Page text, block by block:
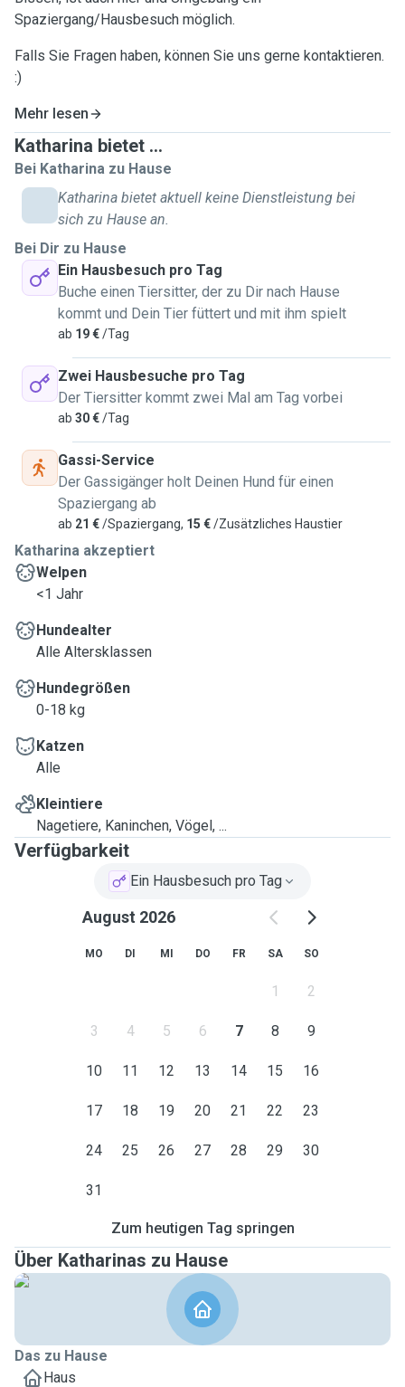
Spaziergang/Hausbesuch möglich.
Falls Sie Fragen haben, können Sie uns gerne kontaktieren.
:)
Mehr lesen
Katharina bietet ...
Bei Katharina zu Hause
Katharina bietet aktuell keine Dienstleistung bei
sich zu Hause an.
Bei Dir zu Hause
Ein Hausbesuch pro Tag
Buche einen Tiersitter, der zu Dir nach Hause
kommt und Dein Tier füttert und mit ihm spielt
ab 19 €/Tag
Zwei Hausbesuche pro Tag
Der Tiersitter kommt zwei Mal am Tag vorbei
ab 30 €/Tag
Gassi-Service
Der Gassigänger holt Deinen Hund für einen
Spaziergang ab
ab 21 €/Spaziergang, 15 €/Zusätzliches Haustier
Katharina akzeptiert
Welpen
<1 Jahr
Hundealter
Alle Altersklassen
Hundegrößen
0-18 kg
Katzen
Alle
Kleintiere
Nagetiere, Kaninchen, Vögel, ...
Verfügbarkeit
Ein Hausbesuch pro Tag
August 2026
MO DI MI DO FR SA SO
1 2
3 4 5 6 7 8 9
10 11 12 13 14 15 16
17 18 19 20 21 22 23
24 25 26 27 28 29 30
31
Zum heutigen Tag springen
Über Katharinas zu Hause
Das zu Hause
Haus